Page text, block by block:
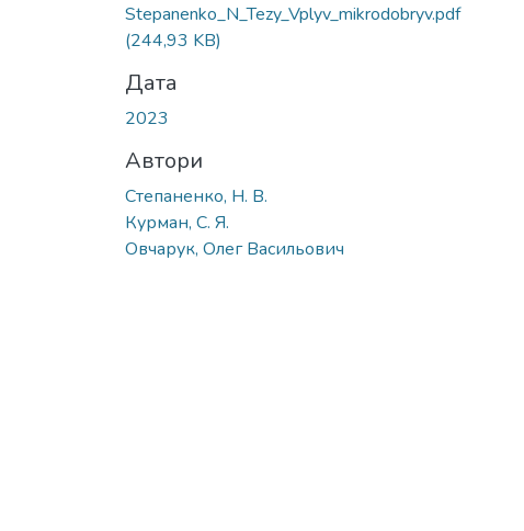
Stepanenko_N_Tezy_Vplyv_mikrodobryv.pdf
(244,93 KB)
Дата
2023
Автори
Степаненко, Н. В.
Курман, С. Я.
Овчарук, Олег Васильович